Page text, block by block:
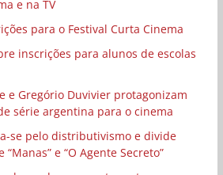
e na TV
para o Festival Curta Cinema
inscrições para alunos de escolas
e Gregório Duvivier protagonizam
série argentina para o cinema
se pelo distributivismo e divide
e “O Agente Secreto”